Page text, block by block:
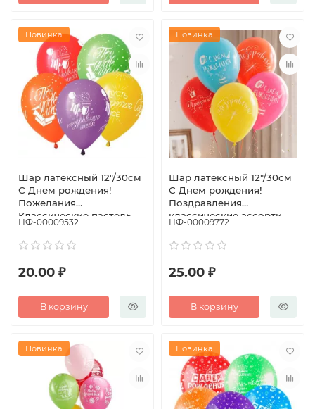
Новинка
Шар латексный 12"/30см
С Днем рождения!
Пожелания
Классические пастель
ассорти (уп50шт)
НФ-00009532
20.00 ₽
В корзину
Новинка
Шар латексный 12"/30см
С Днем рождения!
Поздравления
классические ассорти
НФ-00009772
25.00 ₽
В корзину
Новинка Новинка